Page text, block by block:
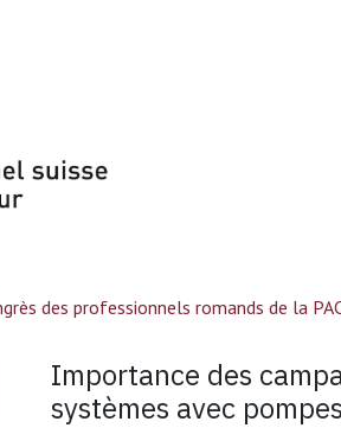
des professionnels romands de la
Importance des
systèmes avec